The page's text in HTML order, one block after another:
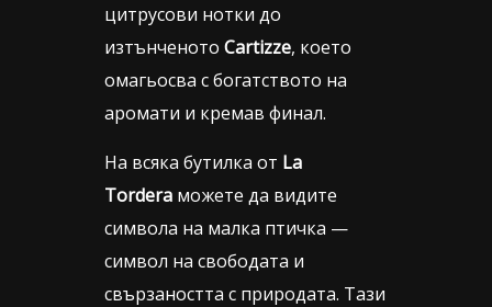
цитрусови нотки до
изтънченото Cartizze, което
омагьосва с богатството на
аромати и кремав финал.
На всяка бутилка от La
Tordera можете да видите
символа на малка птичка —
символ на свободата и
свързаността с природата. Тази